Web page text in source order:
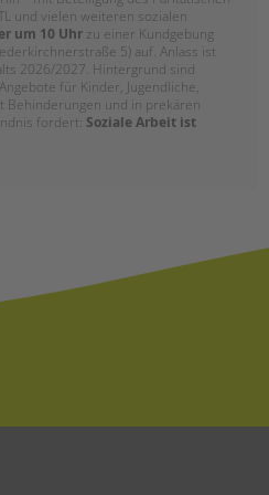
und vielen weiteren sozialen
um 10 Uhr zu einer Kundgebung
5) auf. Anlass ist
2026/2027. Hintergrund sind
für Kinder, Jugendliche,
Behinderungen und in prekären
fordert: Soziale Arbeit ist